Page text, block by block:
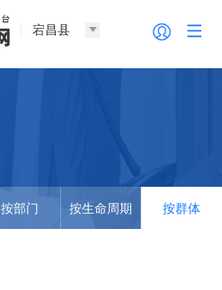
宕昌县
按部门 按生命周期 按群体